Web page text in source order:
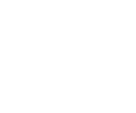
La
di